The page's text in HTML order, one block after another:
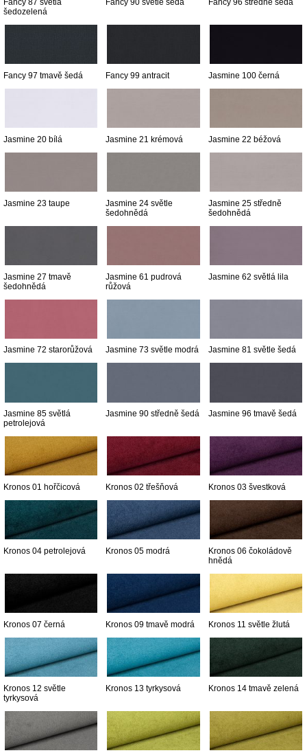
Fancy 87 světlá
šedozelená
Fancy 90 světle šedá Fancy 96 středně šedá
Fancy 97 tmavě šedá Fancy 99 antracit Jasmine 100 černá
Jasmine 20 bílá Jasmine 21 krémová Jasmine 22 béžová
Jasmine 23 taupe
Jasmine 24 světle
šedohnědá
Jasmine 25 středně
šedohnědá
Jasmine 27 tmavě
šedohnědá
Jasmine 61 pudrová
růžová
Jasmine 62 světlá lila
Jasmine 72 starorůžová Jasmine 73 světle modrá Jasmine 81 světle šedá
Jasmine 85 světlá
petrolejová
Jasmine 90 středně šedá Jasmine 96 tmavě šedá
Kronos 01 hořčicová Kronos 02 třešňová Kronos 03 švestková
Kronos 04 petrolejová Kronos 05 modrá
Kronos 06 čokoládově
hnědá
Kronos 07 černá Kronos 09 tmavě modrá Kronos 11 světle žlutá
Kronos 12 světle
tyrkysová
Kronos 13 tyrkysová Kronos 14 tmavě zelená